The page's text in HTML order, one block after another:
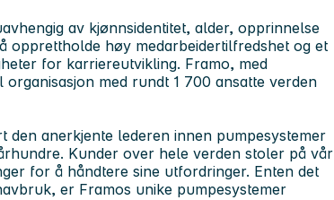
av kjønnsidentitet, alder, opprinnelse
opprettholde høy medarbeidertilfredshet og et
for karriereutvikling. Framo, med
med rundt 1 700 ansatte verden
anerkjente lederen innen pumpesystemer
Kunder over hele verden stoler på vår
for å håndtere sine utfordringer. Enten det
er Framos unike pumpesystemer